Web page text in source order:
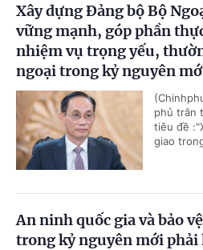
Xây dựng Đảng bộ Bộ
vững mạnh, góp phần
nhiệm vụ trọng yếu,
ngoại trong kỷ nguyên
phủ trân
tiêu đề
giao
An ninh quốc gia và bảo
trong kỷ nguyên mới